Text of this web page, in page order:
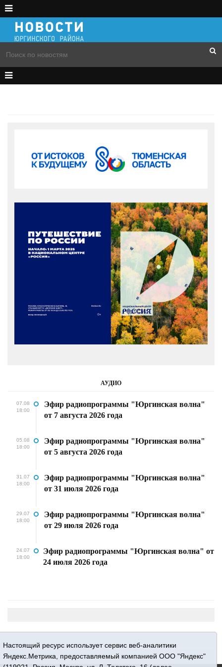
АУДИО
07.08
18:00
Эфир радиопрограммы "Юргинская волна"
от 7 августа 2026 года
05.08
18:00
Эфир радиопрограммы "Юргинская волна"
от 5 августа 2026 года
31.07
18:00
Эфир радиопрограммы "Юргинская волна"
от 31 июля 2026 года
29.07
18:00
Эфир радиопрограммы "Юргинская волна"
от 29 июля 2026 года
24.07
18:00
Эфир радиопрограммы "Юргинская волна" от
24 июля 2026 года
Настоящий ресурс использует сервис веб-аналитики
Яндекс.Метрика, предоставляемый компанией ООО "Яндекс"